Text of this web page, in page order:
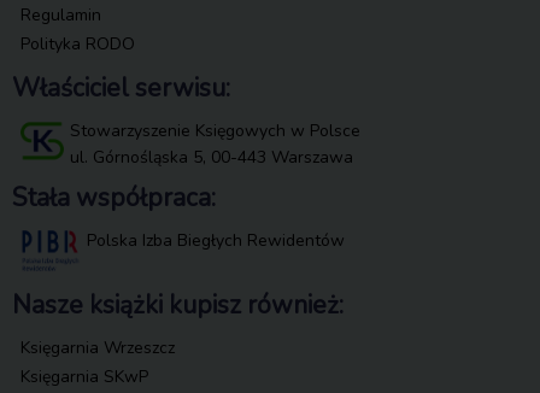
Regulamin
Polityka RODO
Właściciel serwisu:
Stowarzyszenie Księgowych w Polsce
ul. Górnośląska 5, 00-443 Warszawa
Stała współpraca:
Polska Izba Biegłych Rewidentów
Nasze książki kupisz również:
Księgarnia Wrzeszcz
Księgarnia SKwP